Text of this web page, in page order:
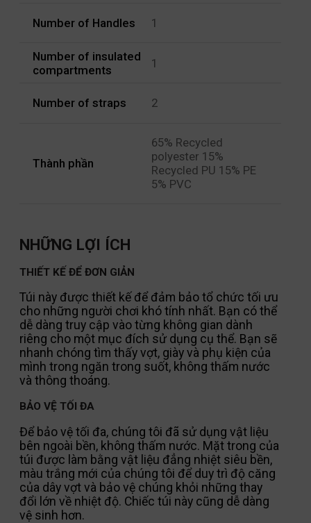
Number of Handles 1
Number of insulated
compartments
1
Number of straps 2
Thành phần
65% Recycled
polyester 15%
Recycled PU 15% PE
5% PVC
NHỮNG LỢI ÍCH
THIẾT KẾ ĐỂ ĐƠN GIẢN
Túi này được thiết kế để đảm bảo tổ chức tối ưu
cho những người chơi khó tính nhất. Bạn có thể
dễ dàng truy cập vào từng không gian dành
riêng cho một mục đích sử dụng cụ thể. Bạn sẽ
nhanh chóng tìm thấy vợt, giày và phụ kiện của
mình trong ngăn trong suốt, không thấm nước
và thông thoáng.
BẢO VỆ TỐI ĐA
Để bảo vệ tối đa, chúng tôi đã sử dụng vật liệu
bên ngoài bền, không thấm nước. Mặt trong của
túi được làm bằng vật liệu đẳng nhiệt siêu bền,
màu trắng mới của chúng tôi để duy trì độ căng
của dây vợt và bảo vệ chúng khỏi những thay
đổi lớn về nhiệt độ. Chiếc túi này cũng dễ dàng
vệ sinh hơn.